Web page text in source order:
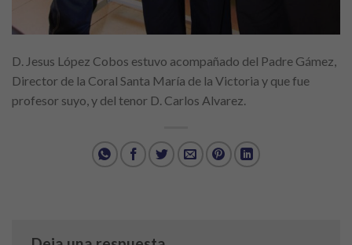
D. Jesus López Cobos estuvo acompañado del Padre Gámez,
Director de la Coral Santa María de la Victoria y que fue
profesor suyo, y del tenor D. Carlos Alvarez.